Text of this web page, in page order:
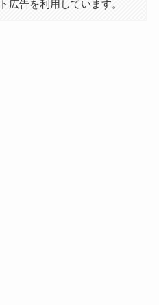
広告を利用しています。